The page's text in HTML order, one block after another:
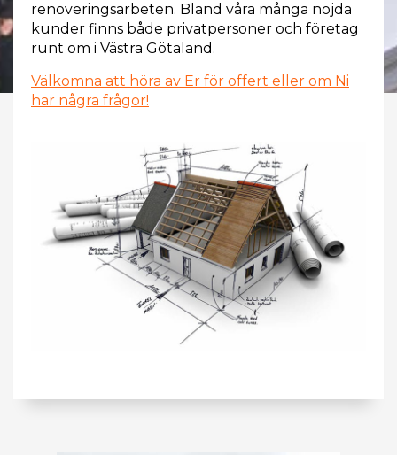
renoveringsarbeten. Bland våra många nöjda
kunder finns både privatpersoner och företag
runt om i Västra Götaland.
Välkomna att höra av Er för offert eller om Ni
har några frågor!